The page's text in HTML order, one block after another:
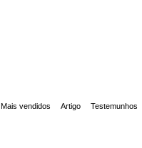
Mais vendidos Artigo Testemunhos